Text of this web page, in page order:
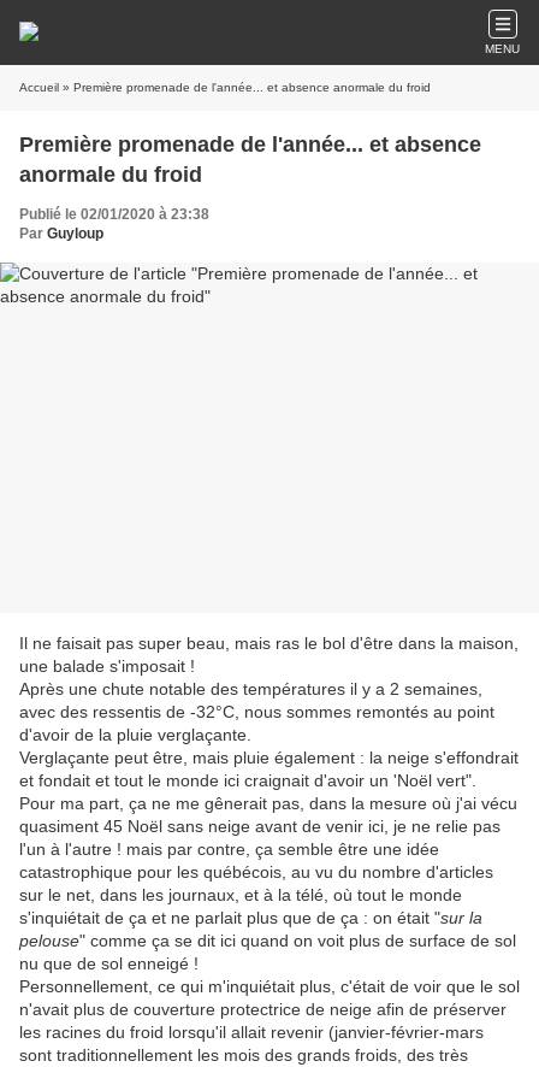
MENU
Accueil » Première promenade de l'année... et absence anormale du froid
Première promenade de l'année... et absence
anormale du froid
Publié le 02/01/2020 à 23:38
Par Guyloup
Il ne faisait pas super beau, mais ras le bol d'être dans la maison,
une balade s'imposait !
Après une chute notable des températures il y a 2 semaines,
avec des ressentis de -32°C, nous sommes remontés au point
d'avoir de la pluie verglaçante.
Verglaçante peut être, mais pluie également : la neige s'effondrait
et fondait et tout le monde ici craignait d'avoir un 'Noël vert".
Pour ma part, ça ne me gênerait pas, dans la mesure où j'ai vécu
quasiment 45 Noël sans neige avant de venir ici, je ne relie pas
l'un à l'autre ! mais par contre, ça semble être une idée
catastrophique pour les québécois, au vu du nombre d'articles
sur le net, dans les journaux, et à la télé, où tout le monde
s'inquiétait de ça et ne parlait plus que de ça : on était "sur la
pelouse" comme ça se dit ici quand on voit plus de surface de sol
nu que de sol enneigé !
Personnellement, ce qui m'inquiétait plus, c'était de voir que le sol
n'avait plus de couverture protectrice de neige afin de préserver
les racines du froid lorsqu'il allait revenir (janvier-février-mars
sont traditionnellement les mois des grands froids, des très